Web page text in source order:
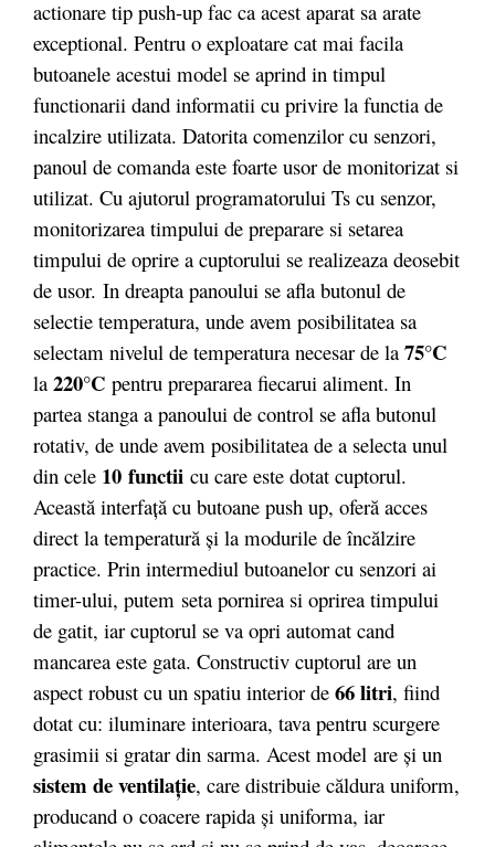
actionare tip push-up fac ca acest aparat sa arate
exceptional. Pentru o exploatare cat mai facila
butoanele acestui model se aprind in timpul
functionarii dand informatii cu privire la functia de
incalzire utilizata. Datorita comenzilor cu senzori,
panoul de comanda este foarte usor de monitorizat si
utilizat. Cu ajutorul programatorului Ts cu senzor,
monitorizarea timpului de preparare si setarea
timpului de oprire a cuptorului se realizeaza deosebit
de usor. In dreapta panoului se afla butonul de
selectie temperatura, unde avem posibilitatea sa
selectam nivelul de temperatura necesar de la 75°C
la 220°C pentru prepararea fiecarui aliment. In
partea stanga a panoului de control se afla butonul
rotativ, de unde avem posibilitatea de a selecta unul
din cele 10 functii cu care este dotat cuptorul.
Această interfaţă cu butoane push up, oferă acces
direct la temperatură şi la modurile de încălzire
practice. Prin intermediul butoanelor cu senzori ai
timer-ului, putem seta pornirea si oprirea timpului
de gatit, iar cuptorul se va opri automat cand
mancarea este gata. Constructiv cuptorul are un
aspect robust cu un spatiu interior de 66 litri, fiind
dotat cu: iluminare interioara, tava pentru scurgere
grasimii si gratar din sarma. Acest model are şi un
sistem de ventilaţie, care distribuie căldura uniform,
producand o coacere rapida şi uniforma, iar